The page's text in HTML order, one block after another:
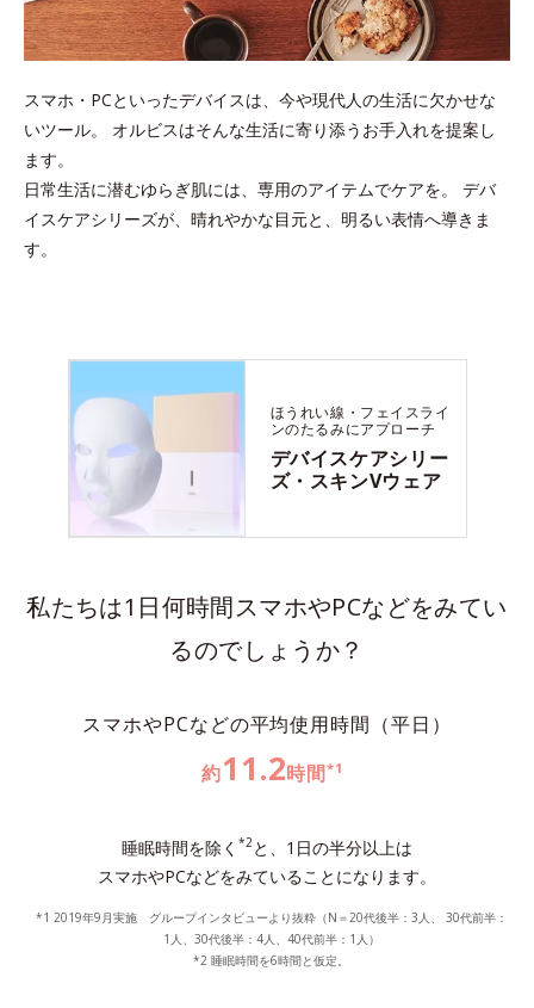
スマホ・PCといったデバイスは、今や現代人の生活に欠かせな
いツール。
オルビスはそんな生活に寄り添うお手入れを提案し
ます。
日常生活に潜むゆらぎ肌には、専用のアイテムでケアを。
デバ
イスケアシリーズが、晴れやかな目元と、明るい表情へ導きま
す。
ほうれい線・フェイスライ
ンのたるみにアプローチ
デバイスケアシリー
ズ・ スキンVウェア
私たちは1日何時間スマホやPCなどをみてい
るのでしょうか？
スマホやPCなどの平均使用時間（平日）
約11.2時間*1
睡眠時間を除く *2と、1日の半分以上は
スマホやPCなどをみていることになります。
1 2019年9月実施 グループインタビューより抜粋（N＝20代後半：3人、 30代前半：
1人、30代後半：4人、40代前半：1人）
2 睡眠時間を6時間と仮定。